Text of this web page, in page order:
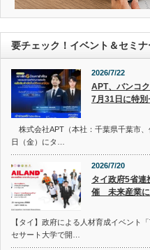
要チェック！イベント＆セミナ
2026/7/22
APT、バンコ
7月31日に特
株式会社APT（本社：千葉県千葉市
日（金）にタ…
2026/7/20
タイ政府5省連
催 未来産業に
【タイ】政府による人材育成イベント
セサート大学で開…